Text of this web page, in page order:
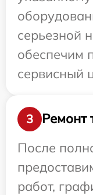
серьезной
обеспечим
сервисный
3
Ремонт
После
работ,